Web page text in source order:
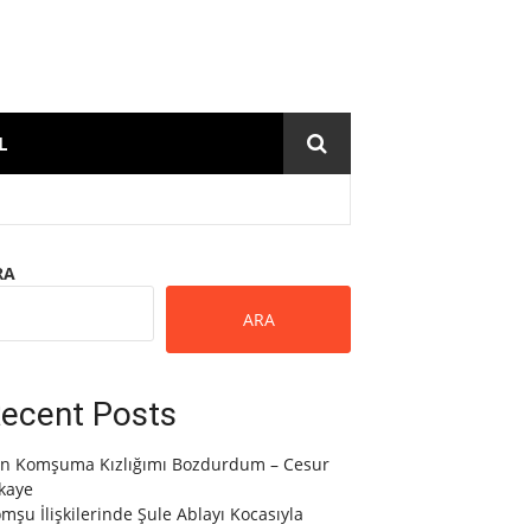
ARA
Posts
Komşuma Kızlığımı Bozdurdum – Cesur
İlişkilerinde Şule Ablayı Kocasıyla